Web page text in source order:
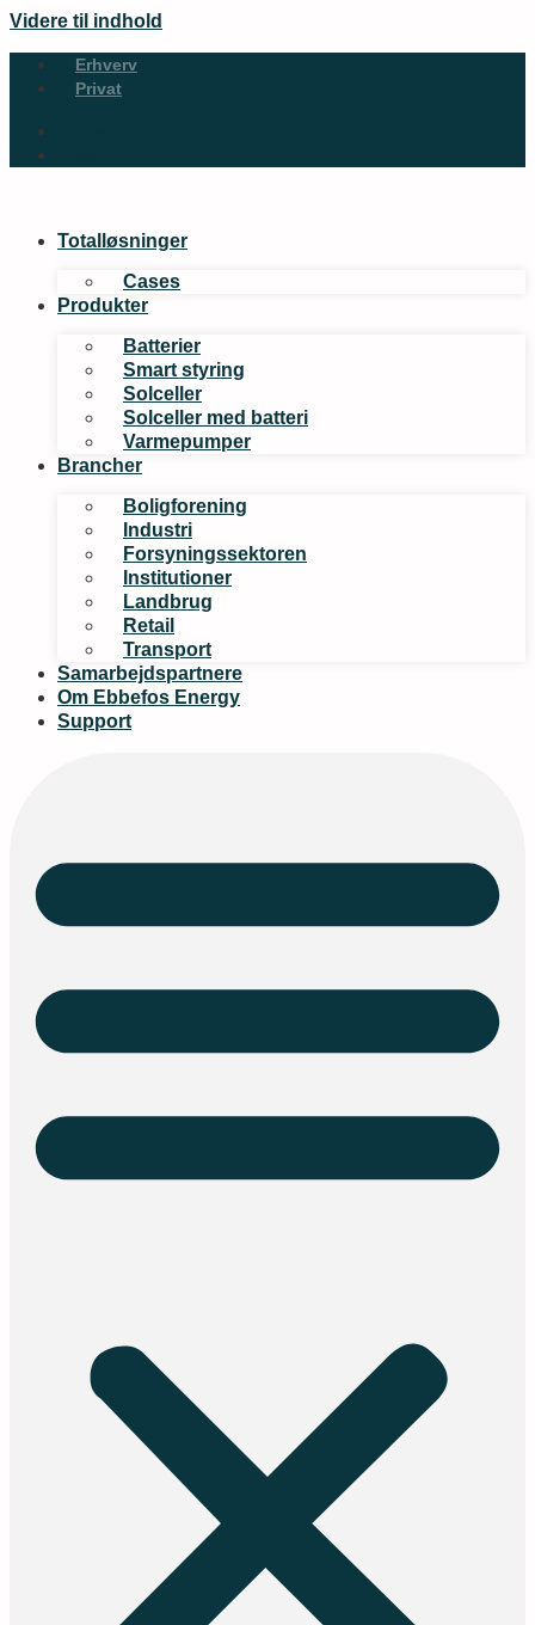
Videre til indhold
Erhverv
Privat
Totalløsninger
Cases
Produkter
Batterier
Smart styring
Solceller
Solceller med batteri
Varmepumper
Brancher
Boligforening
Industri
Forsyningssektoren
Institutioner
Landbrug
Retail
Transport
Samarbejdspartnere
Om Ebbefos Energy
Support